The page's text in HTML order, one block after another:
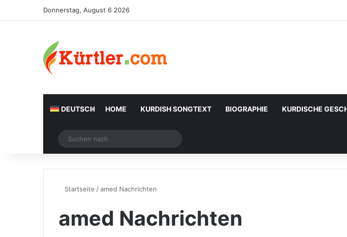
Donnerstag, August 6 2026
DEUTSCH HOME KURDISH SONGTEXT BIOGRAPHIE KURDISCHE
Zufälliger Artikel
nach
Startseite /amed Nachrichten
amed Nachrichten